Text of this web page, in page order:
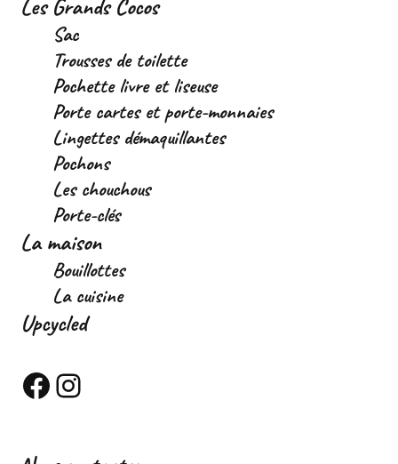
Les Grands Cocos
Sac
Trousses de toilette
Pochette livre et liseuse
Porte cartes et porte-monnaies
Lingettes démaquillantes
Pochons
Les chouchous
Porte-clés
La maison
Bouillottes
La cuisine
Upcycled
Facebook
Instagram